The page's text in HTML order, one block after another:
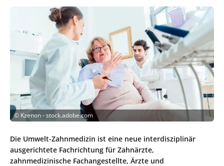
© Kzenon - stock.adobe.com
Die Umwelt-Zahnmedizin ist eine neue interdisziplinär
ausgerichtete Fachrichtung für Zahnärzte,
zahnmedizinische Fachangestellte, Ärzte und